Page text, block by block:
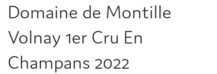
Domaine de Montille
Volnay 1er Cru En
Champans 2022